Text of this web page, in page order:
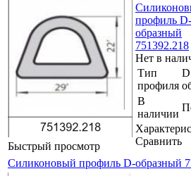
Быстрый просмотр
профиль D-
образный
751392.218
Нет в
Тип
профиля
В
наличии
Сравнить
Силиконовый профиль D-образный